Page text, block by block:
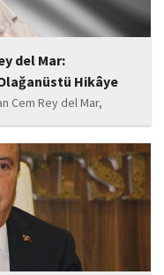
del Mar:
Hikâye
Cem Rey del Mar,
etkilenerek
disiplinli çalışmalar,
kısa...